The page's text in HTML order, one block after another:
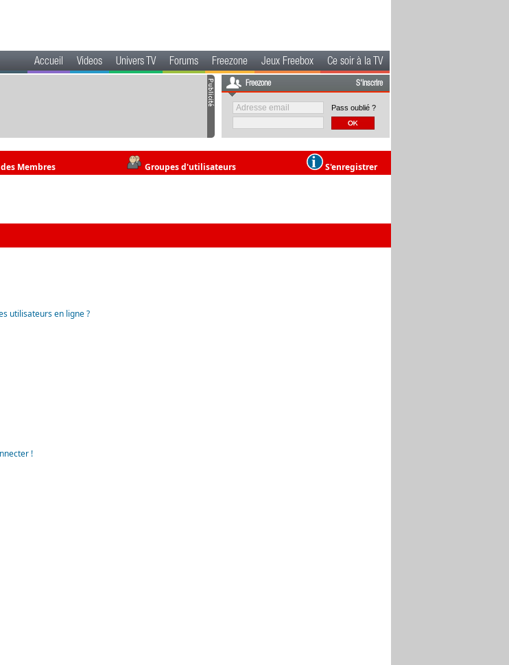
Accueil Videos Univers TV Forums Freezone Jeux Freebox Ce soir à la TV
Freezone S'inscrire
Pass oublié ?
Membres Groupes d'utilisateurs S'enregistrer
utilisateurs en ligne ?
!